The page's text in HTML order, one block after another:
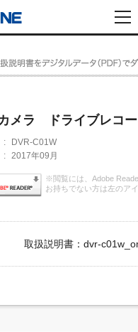
メラ ドライブレコ
:
DVR-C01W
: 2017年09月
※閲覧には、Adobe
お持ちでない方は左のア
取扱説明書：dvr-